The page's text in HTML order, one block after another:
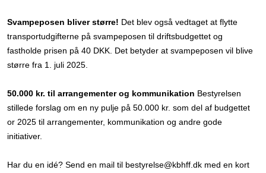
Svampeposen bliver større! Det blev også vedtaget at flytte
transportudgifterne på svampeposen til driftsbudgettet og
fastholde prisen på 40 DKK. Det betyder at svampeposen vil blive
større fra 1. juli 2025.
50.000 kr. til arrangementer og kommunikation Bestyrelsen
stillede forslag om en ny pulje på 50.000 kr. som del af budgettet
or 2025 til arrangementer, kommunikation og andre gode
initiativer.
Har du en idé? Send en mail til bestyrelse@kbhff.dk med en kort